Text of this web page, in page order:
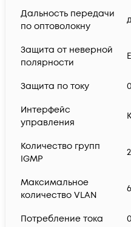
Дальность передачи
по оптоволокну
Защита от неверной
полярности
Защита по току 0
Интерфейс
управления
Количество групп
IGMP
Максимальное
количество VLAN
Потребление тока